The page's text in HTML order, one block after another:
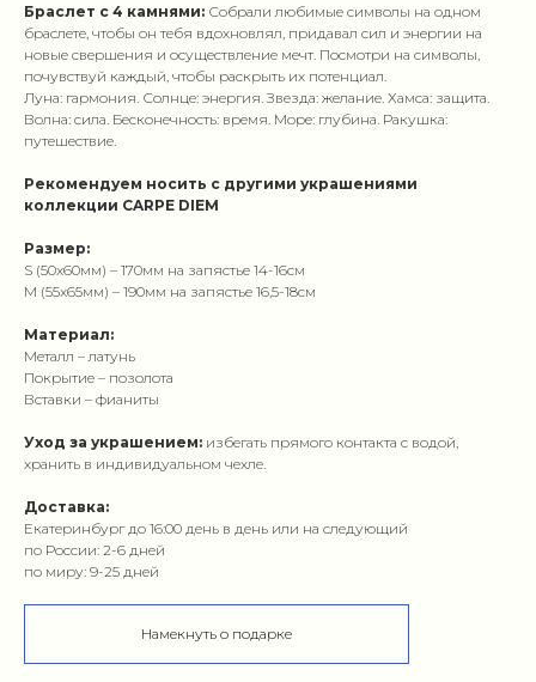
Браслет с 4 камнями: Собрали любимые символы на одном
браслете, чтобы он тебя вдохновлял, придавал сил и энергии на
новые свершения и осуществление мечт. Посмотри на символы,
почувствуй каждый, чтобы раскрыть их потенциал.
Луна: гармония. Солнце: энергия. Звезда: желание. Хамса: защита.
Волна: сила. Бесконечность: время. Море: глубина. Ракушка:
путешествие.
Рекомендуем носить с другими украшениями
коллекции CARPE DIEM
Размер:
S (50x60мм) – 170мм на запястье 14-16см
M (55x65мм) – 190мм на запястье 16,5-18см
Материал:
Металл – латунь
Покрытие – позолота
Вставки – фианиты
Уход за украшением: избегать прямого контакта с водой,
хранить в индивидуальном чехле.
Доставка:
Екатеринбург до 16:00 день в день или на следующий
по России: 2-6 дней
по миру: 9-25 дней
Намекнуть о подарке